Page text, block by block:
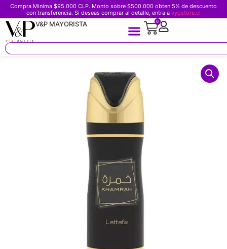
Compra Minima $95.000 CLP. Monto sobre $500.000 obten 5% de descuento
con transferencia. Si deseas comprar al detalle, entra a vypstore.cl
V&P MAYORISTA 0